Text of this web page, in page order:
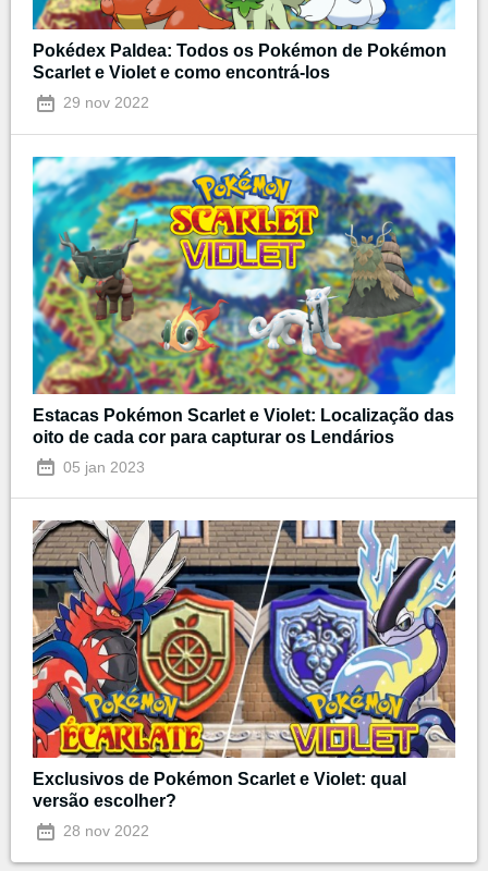
Pokédex Paldea: Todos os Pokémon de Pokémon
Scarlet e Violet e como encontrá-los
29 nov 2022
Estacas Pokémon Scarlet e Violet: Localização das
oito de cada cor para capturar os Lendários
05 jan 2023
Exclusivos de Pokémon Scarlet e Violet: qual
versão escolher?
28 nov 2022